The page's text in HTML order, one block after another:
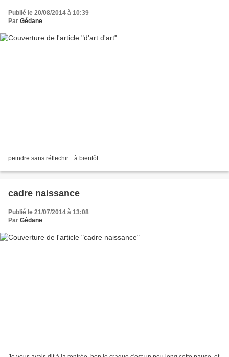
Publié le 20/08/2014 à 10:39
Par Gédane
peindre sans réflechir... à bientôt
cadre naissance
Publié le 21/07/2014 à 13:08
Par Gédane